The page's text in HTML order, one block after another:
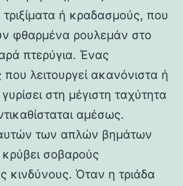
ή κραδασμούς, που
φθαρμένα ρουλεμάν στο
πτερύγια. Ένας
που λειτουργεί ακανόνιστα ή
στη μέγιστη ταχύτητα
αμέσως.
των απλών βημάτων
σοβαρούς
κινδύνους. Όταν η τριάδα